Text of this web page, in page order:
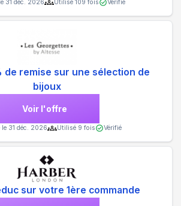
31 déc. 2026 Utilisé 109 fois Vérifié
de remise sur une sélection de
bijoux
Voir l'offre
le 31 déc. 2026 Utilisé 9 fois Vérifié
sur votre 1ère commande